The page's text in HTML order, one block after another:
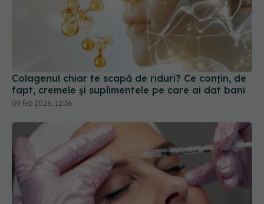
Colagenul chiar te scapă de riduri? Ce conțin, de
fapt, cremele și suplimentele pe care ai dat bani